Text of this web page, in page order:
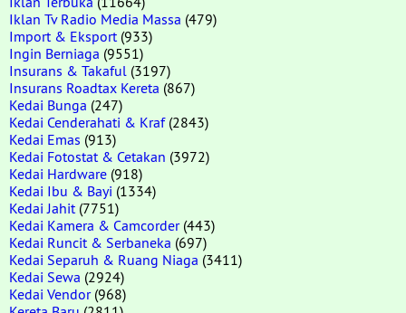
Iklan Tv Radio Media Massa (479)
Import & Eksport (933)
Ingin Berniaga (9551)
Insurans & Takaful (3197)
Insurans Roadtax Kereta (867)
Kedai Bunga (247)
Kedai Cenderahati & Kraf(2843)
Kedai Emas (913)
Kedai Fotostat & Cetakan (3972)
Kedai Hardware (918)
Kedai Ibu & Bayi (1334)
Kedai Jahit (7751)
Kedai Kamera & Camcorder(443)
Kedai Runcit & Serbaneka (697)
Kedai Separuh & Ruang Niaga (3411)
Kedai Sewa (2924)
Kedai Vendor(968)